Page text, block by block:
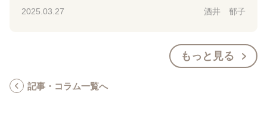
2025.03.27 酒井 郁子
もっと見る
記事・コラム一覧へ